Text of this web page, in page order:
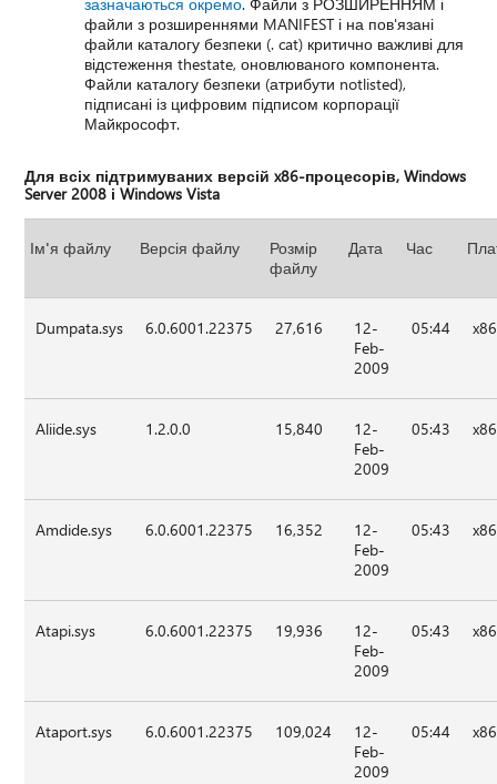
файли з розширеннями MANIFEST і на пов'язані
файли каталогу безпеки (. cat) критично важливі для
відстеження thestate, оновлюваного компонента.
Файли каталогу безпеки (атрибути notlisted),
підписані із цифровим підписом корпорації
Майкрософт.
Для всіх підтримуваних версій x86-процесорів, Windows
Server 2008 і Windows Vista
Ім'я файлу Версія файлу
Розмір
файлу
Дата Час
Dumpata.sys 6.0.6001.22375 27,616
12-
Feb-
2009
05:44 x86
Aliide.sys 1.2.0.0 15,840
12-
Feb-
2009
05:43 x86
Amdide.sys 6.0.6001.22375 16,352
12-
Feb-
2009
05:43 x86
Atapi.sys 6.0.6001.22375 19,936
12-
Feb-
2009
05:43 x86
Ataport.sys 6.0.6001.22375 109,024
12-
Feb-
2009
05:44 x86